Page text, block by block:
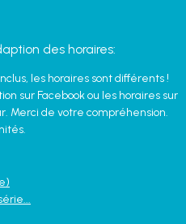
des horaires:
les horaires sont différents !
sur Facebook ou les horaires sur
Merci de votre compréhension.